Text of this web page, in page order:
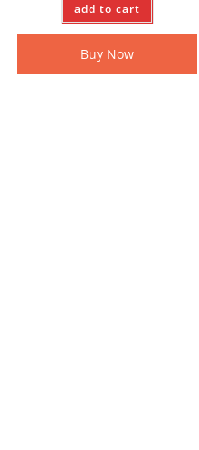
add to cart
Buy Now